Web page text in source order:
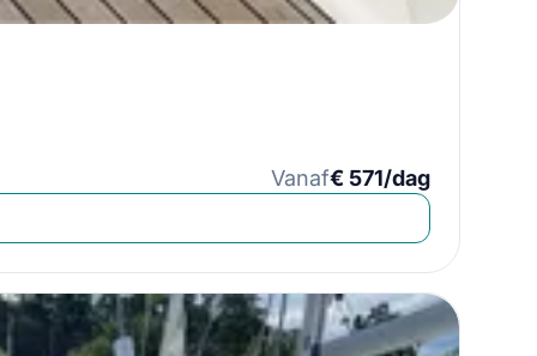
Vanaf€ 571/dag